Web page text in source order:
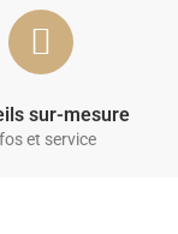
sur-mesure
et service